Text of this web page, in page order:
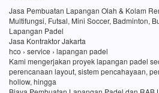
Jasa Pembuatan Lapangan Olah & Kolam
Multifungsi, Futsal, Mini Soccer, Badminton,
Lapangan Padel
Jasa Kontraktor Jakarta
hco › service › lapangan padel
Kami mengerjakan proyek lapangan padel
perencanaan layout, sistem pencahayaan,
hollow, hingga